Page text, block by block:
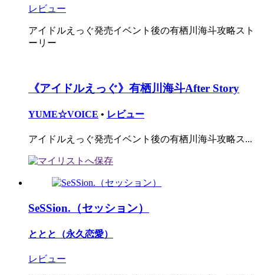
レビュー
アイドルえっぐ発売イベント後の有栖川海斗攻略スト
ーリー
《アイドルえっぐ》有栖川海斗After Story
YUME☆VOICE • レビュー
アイドルえっぐ発売イベント後の有栖川海斗攻略ス...
SeSSion.（セッション）
ととと（永久恋愛）
レビュー